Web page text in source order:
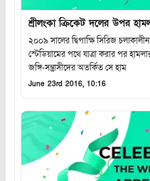
শ্রীলংকা ক্রিকেট দলের উপর
২০০৯ সালের দ্বিপাক্ষি সিরিজ
স্টেডিয়ামের পথে যাত্রা করার পর
জঙ্গি-সন্ত্রাসীদের অতর্কিত সে হাম
June 23rd 2016, 10:16